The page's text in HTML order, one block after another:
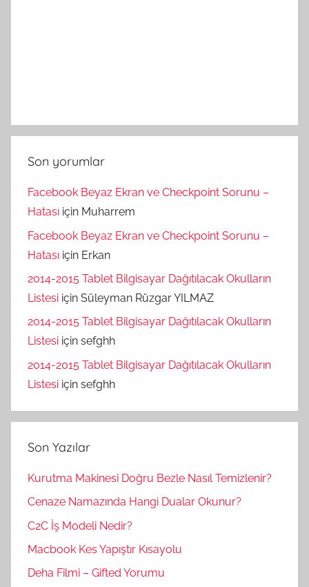
Son yorumlar
Facebook Beyaz Ekran ve Checkpoint Sorunu –
Hatası için Muharrem
Facebook Beyaz Ekran ve Checkpoint Sorunu –
Hatası için Erkan
2014-2015 Tablet Bilgisayar Dağıtılacak Okulların
Listesi için Süleyman Rüzgar YILMAZ
2014-2015 Tablet Bilgisayar Dağıtılacak Okulların
Listesi için sefghh
2014-2015 Tablet Bilgisayar Dağıtılacak Okulların
Listesi için sefghh
Son Yazılar
Kurutma Makinesi Doğru Bezle Nasıl Temizlenir?
Cenaze Namazında Hangi Dualar Okunur?
C2C İş Modeli Nedir?
Macbook Kes Yapıştır Kısayolu
Deha Filmi – Gifted Yorumu